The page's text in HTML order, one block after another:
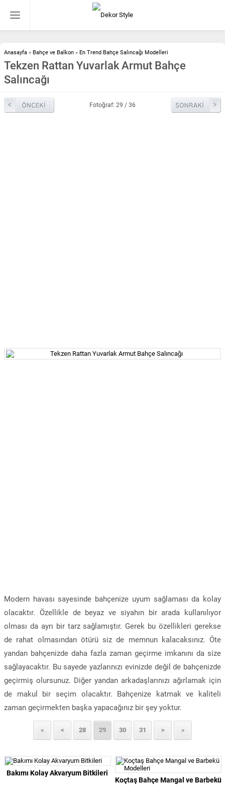
Anasayfa » Bahçe ve Balkon » En Trend Bahçe Salıncağı Modelleri
Tekzen Rattan Yuvarlak Armut Bahçe
Salıncağı
Fotoğraf: 29 / 36
Modern havası sayesinde bahçenize uyum sağlaması da kolay
olacaktır. Özellikle de beyaz ve siyahın bir arada kullanılıyor
olması da ayrı bir tarz sağlamıştır. Gerek bu özellikleri gerekse
de rahat olmasından ötürü siz de memnun kalacaksınız. Öte
yandan bahçenizde daha fazla zaman geçirme imkanını da size
sağlayacaktır. Bu sayede yazlarınızı evinizde değil de bahçenizde
geçirmiş olursunuz. Diğer yandan arkadaşlarınızı ağırlamak için
de makul bir seçim olacaktır. Bahçenize katmak ve kaliteli
zaman geçirmekten başka yapacağınız bir şey yoktur.
« < 28 29 30 31 > »
Bakımı Kolay Akvaryum Bitkileri
Koçtaş Bahçe Mangal ve Barbekü